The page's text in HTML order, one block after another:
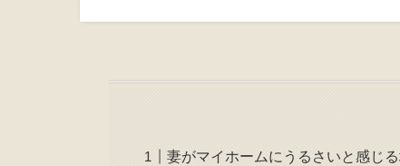
妻がマイホームにうるさいと感じ